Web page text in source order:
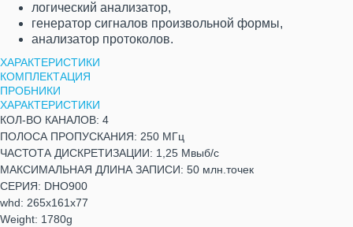
логический анализатор,
генератор сигналов произвольной формы,
анализатор протоколов.
ХАРАКТЕРИСТИКИ
КОМПЛЕКТАЦИЯ
ПРОБНИКИ
ХАРАКТЕРИСТИКИ
КОЛ-ВО КАНАЛОВ: 4
ПОЛОСА ПРОПУСКАНИЯ: 250 МГц
ЧАСТОТА ДИСКРЕТИЗАЦИИ: 1,25 Мвыб/с
МАКСИМАЛЬНАЯ ДЛИНА ЗАПИСИ: 50 млн.точек
СЕРИЯ: DHO900
whd: 265x161x77
Weight: 1780g